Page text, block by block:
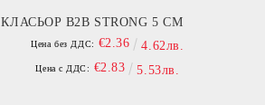
КЛАСЬОР B2B STRONG 5 СМ
Цена без ДДС: €2.36 4.62лв.
Цена с ДДС: €2.83 5.53лв.